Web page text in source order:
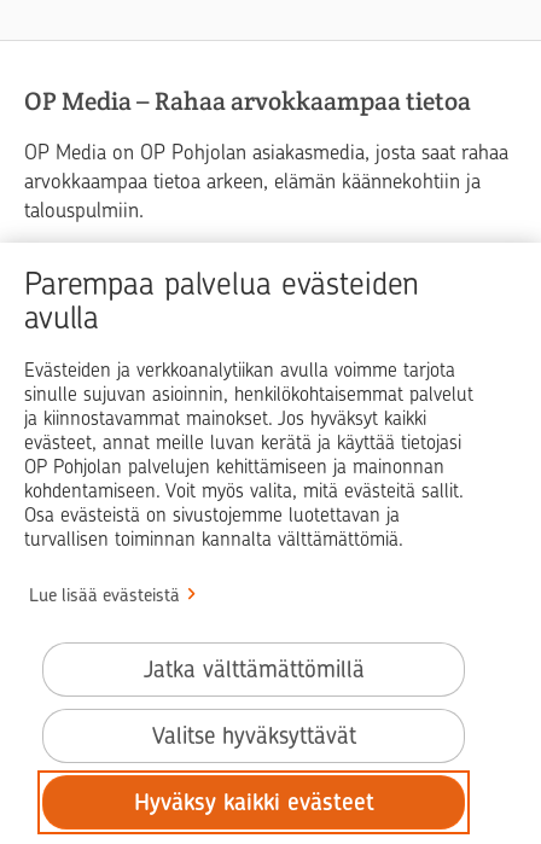
Parempaa palvelua evästeiden
avulla
Evästeiden ja verkkoanalytiikan avulla voimme tarjota
sinulle sujuvan asioinnin, henkilökohtaisemmat palvelut
ja kiinnostavammat mainokset. Jos hyväksyt kaikki
evästeet, annat meille luvan kerätä ja käyttää tietojasi
OP Pohjolan palvelujen kehittämiseen ja mainonnan
kohdentamiseen. Voit myös valita, mitä evästeitä sallit.
Osa evästeistä on sivustojemme luotettavan ja
turvallisen toiminnan kannalta välttämättömiä.
Lue lisää evästeistä
Hyväksy kaikki evästeet
Valitse hyväksyttävät
Jatka välttämättömillä
OP Media – Rahaa arvokkaampaa tietoa
OP Media on OP Pohjolan asiakasmedia, josta saat rahaa
arvokkaampaa tietoa arkeen, elämän käännekohtiin ja
talouspulmiin.
Raha Elämä
Yrityselämä
Blogit ja puheenvuorot
Op.fi OP Koti Pohjola Vahinkoapu
Facebook
X LinkedInInstagram
Käyttöehdot
Saavutettavuusseloste
Evästeiden käyttö
Tilaa uutiskirje
Tietosuoja